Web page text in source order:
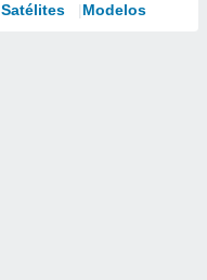
Satélites Modelos